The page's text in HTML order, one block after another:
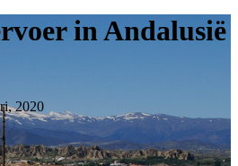
in Andalusië
2020